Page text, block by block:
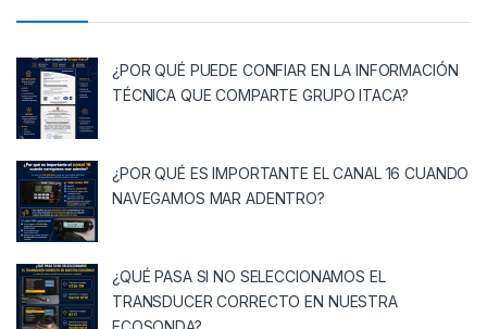
¿POR QUÉ PUEDE CONFIAR EN LA INFORMACIÓN
TÉCNICA QUE COMPARTE GRUPO ITACA?
¿POR QUÉ ES IMPORTANTE EL CANAL 16 CUANDO
NAVEGAMOS MAR ADENTRO?
¿QUÉ PASA SI NO SELECCIONAMOS EL
TRANSDUCER CORRECTO EN NUESTRA